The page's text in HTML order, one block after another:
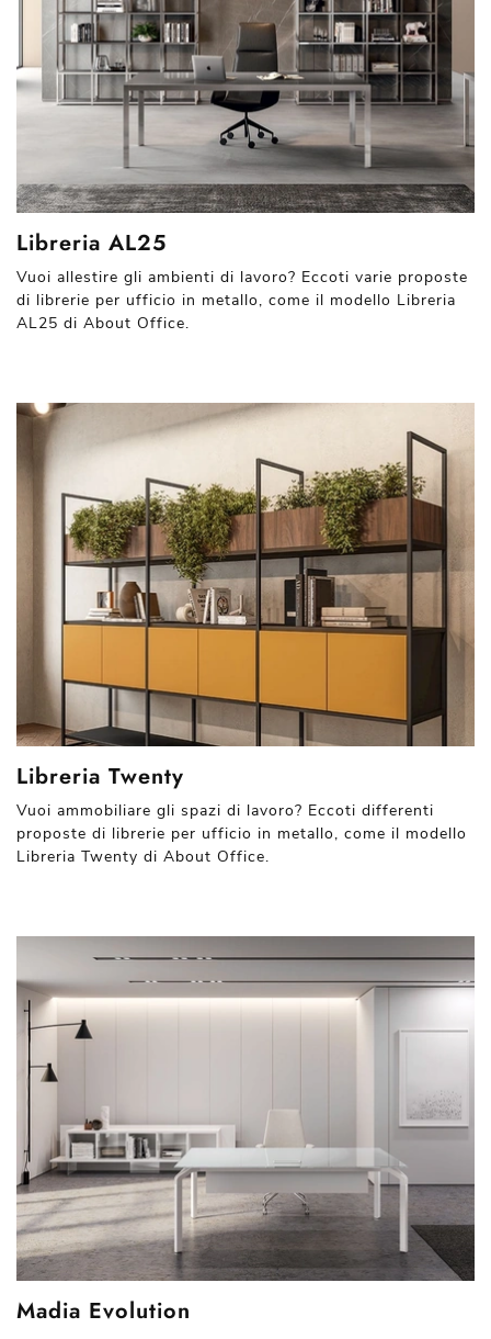
Libreria AL25
Vuoi allestire gli ambienti di lavoro? Eccoti varie proposte
di librerie per ufficio in metallo, come il modello Libreria
AL25 di About Office.
Libreria Twenty
Vuoi ammobiliare gli spazi di lavoro? Eccoti differenti
proposte di librerie per ufficio in metallo, come il modello
Libreria Twenty di About Office.
Madia Evolution